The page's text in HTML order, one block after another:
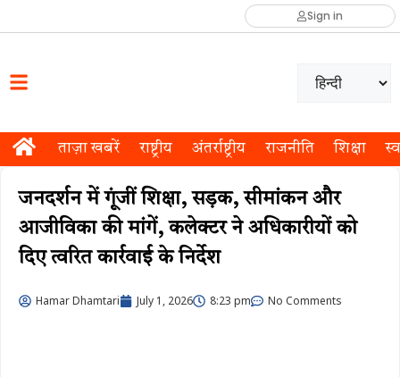
Sign in
ताज़ा खबरें राष्ट्रीय अंतर्राष्ट्रीय राजनीति शिक्षा
जनदर्शन में गूंजीं शिक्षा, सड़क, सीमांकन और
आजीविका की मांगें, कलेक्टर ने अधिकारीयों को
दिए त्वरित कार्रवाई के निर्देश
Hamar Dhamtari July 1, 2026 8:23 pm No Comments